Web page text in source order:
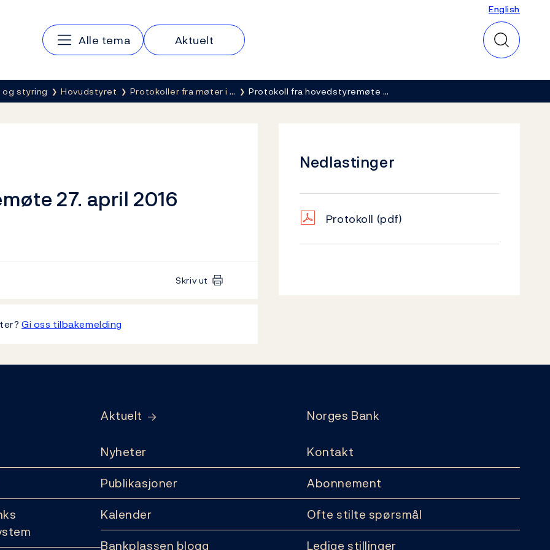
Hovedmeny
Alle tema Aktuelt
English
English
og styring Hovudstyret Protokoller fra møter i … Protokoll fra hovedstyremøte …
27. april 2016
Skriv ut
Gi oss tilbakemelding
Nedlastinger
Protokoll (pdf)
Aktuelt
Nyheter
Publikasjoner
Kalender
Bankplassen blogg
Norges Bank
Kontakt
Abonnement
Ofte stilte spørsmål
Ledige stillinger